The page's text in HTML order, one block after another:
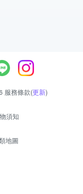
服務條款(更新)
須知
地圖